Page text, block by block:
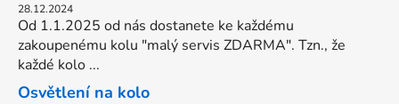
28.12.2024
Od 1.1.2025 od nás dostanete ke každému
zakoupenému kolu "malý servis ZDARMA". Tzn., že
každé kolo ...
Osvětlení na kolo